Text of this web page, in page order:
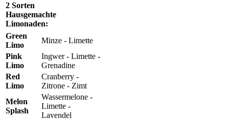
2 Sorten
Hausgemachte
Limonaden:
Green
Limo
Minze - Limette
Pink
Limo
Ingwer - Limette -
Grenadine
Red
Limo
Cranberry -
Zitrone - Zimt
Melon
Splash
Wassermelone -
Limette -
Lavendel